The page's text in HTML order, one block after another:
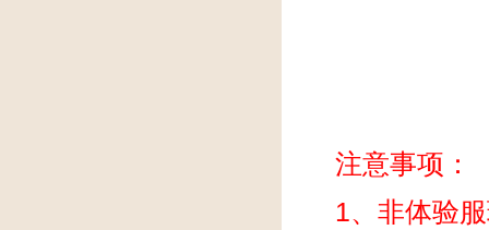
注意事项：
1、非体验